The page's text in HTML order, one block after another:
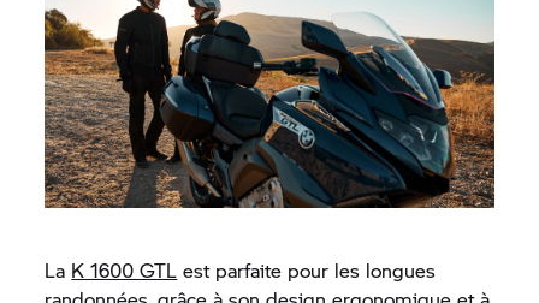
La K 1600 GTL est parfaite pour les longues